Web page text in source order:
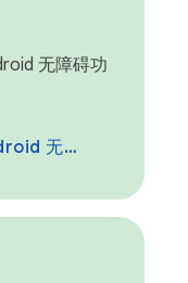
无障碍功
碍功能